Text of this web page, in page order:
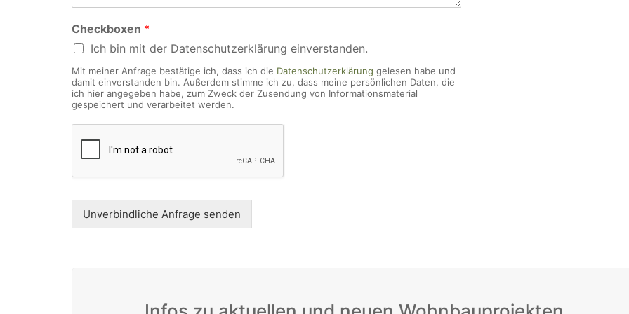
Checkboxen *
Ich bin mit der Datenschutzerklärung einverstanden.
Mit meiner Anfrage bestätige ich, dass ich die Datenschutzerklärung gelesen habe und
damit einverstanden bin. Außerdem stimme ich zu, dass meine persönlichen Daten, die
ich hier angegeben habe, zum Zweck der Zusendung von Informationsmaterial
gespeichert und verarbeitet werden.
Unverbindliche Anfrage senden
WeiserLeben GmbH
Bergheimerstraße 45
A-5020 Salzburg
+43(0) 664 244 88 38
Wir schaffen Lebensräume, die die Außenwelt mit der Innenwelt verbinden. Das Persönliche steht stets